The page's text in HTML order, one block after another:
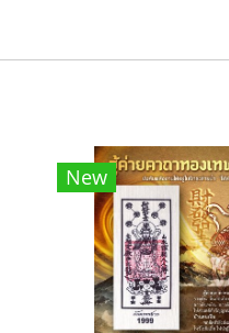
New